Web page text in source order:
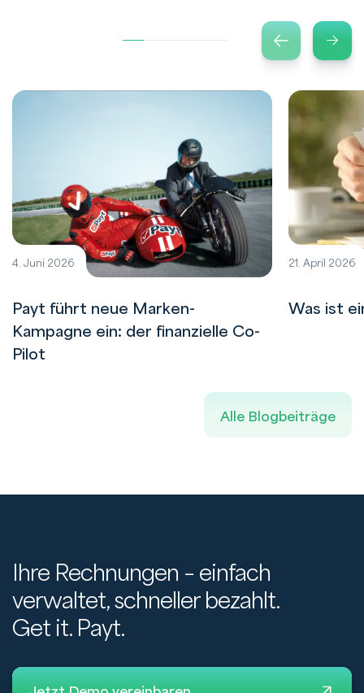
4. Juni 2026
Payt führt neue Marken-
Kampagne ein: der finanzielle Co-
Pilot
21. April 2026
Was ist
Alle Blogbeiträge
Ihre Rechnungen – einfach
verwaltet, schneller bezahlt.
Get it. Payt.